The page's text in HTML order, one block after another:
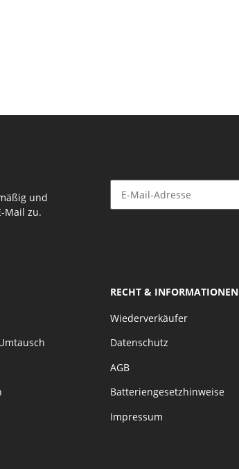
und
Mail zu.
RECHT & INFORMATIONEN
Wiederverkäufer
Datenschutz
AGB
Batteriengesetzhinweise
Impressum